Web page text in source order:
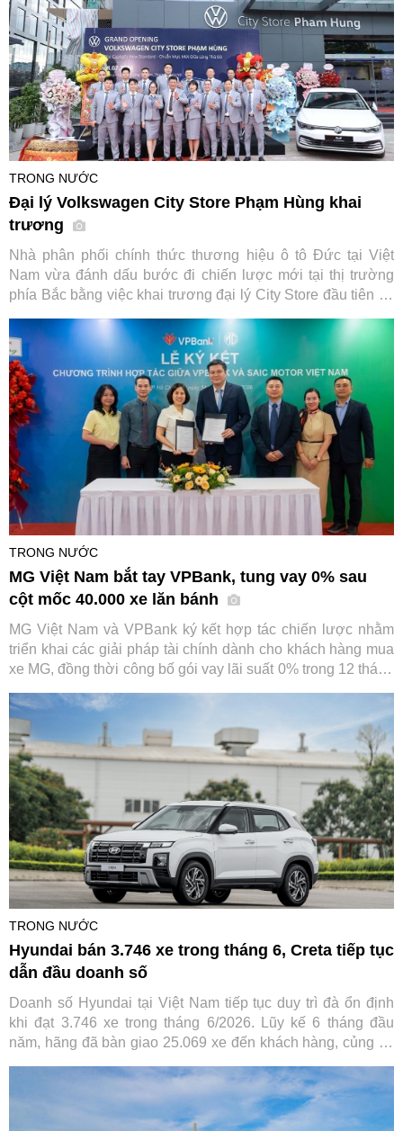
TRONG NƯỚC
Đại lý Volkswagen City Store Phạm Hùng khai
trương
Nhà phân phối chính thức thương hiệu ô tô Đức tại Việt
Nam vừa đánh dấu bước đi chiến lược mới tại thị trường
phía Bắc bằng việc khai trương đại lý City Store đầu tiên tại
dụng cho loạt dòng xe chủ lực.
TRONG NƯỚC
MG Việt Nam bắt tay VPBank, tung vay 0% sau
cột mốc 40.000 xe lăn bánh
MG Việt Nam và VPBank ký kết hợp tác chiến lược nhằm
triển khai các giải pháp tài chính dành cho khách hàng mua
xe MG, đồng thời công bố gói vay lãi suất 0% trong 12 tháng
vừa đạt cột mốc 40.000 xe lăn bánh tại Việt Nam.
TRONG NƯỚC
Hyundai bán 3.746 xe trong tháng 6, Creta tiếp tục
dẫn đầu doanh số
Doanh số Hyundai tại Việt Nam tiếp tục duy trì đà ổn định
khi đạt 3.746 xe trong tháng 6/2026. Lũy kế 6 tháng đầu
năm, hãng đã bàn giao 25.069 xe đến khách hàng, củng cố